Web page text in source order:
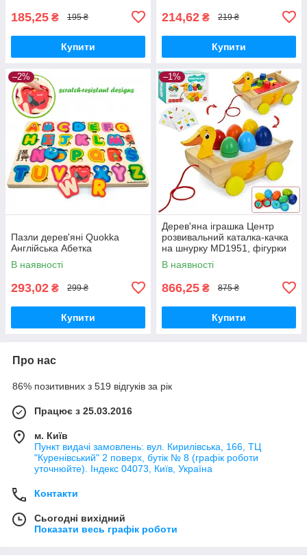
185,25 ₴ 195 ₴
Купити
214,62 ₴ 219 ₴
Купити
–2%
Пазли дерев'яні Quokka
Англійська Абетка
В наявності
293,02 ₴ 299 ₴
Купити
–1%
Дерев'яна іграшка Центр
розвивальний каталка-качка
на шнурку MD1951, фігурки
В наявності
866,25 ₴ 875 ₴
Купити
Про нас
86% позитивних з 519 відгуків за рік
Працює з 25.03.2016
м. Київ
Пункт видачі замовлень: вул. Кирилівська, 166, ТЦ
"Куренівський" 2 поверх, бутік № 8 (графік роботи
уточнюйте). Індекс 04073, Київ, Україна
Контакти
Сьогодні вихідний
Показати весь графік роботи